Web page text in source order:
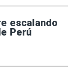
escalando
Perú